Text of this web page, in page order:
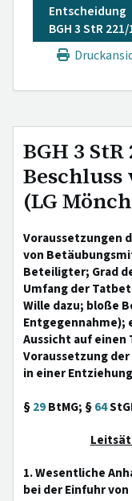
Entscheidung
BGH 3 StR 221/
BGH 3 StR
Beschluss
(LG
Voraussetzungen
von
Beteiligter; Grad
Umfang der
Wille dazu; bloße
Aussicht auf
Voraussetzung
in einer
§29BtMG; §64
1. Wesentliche
bei der Einfuhr